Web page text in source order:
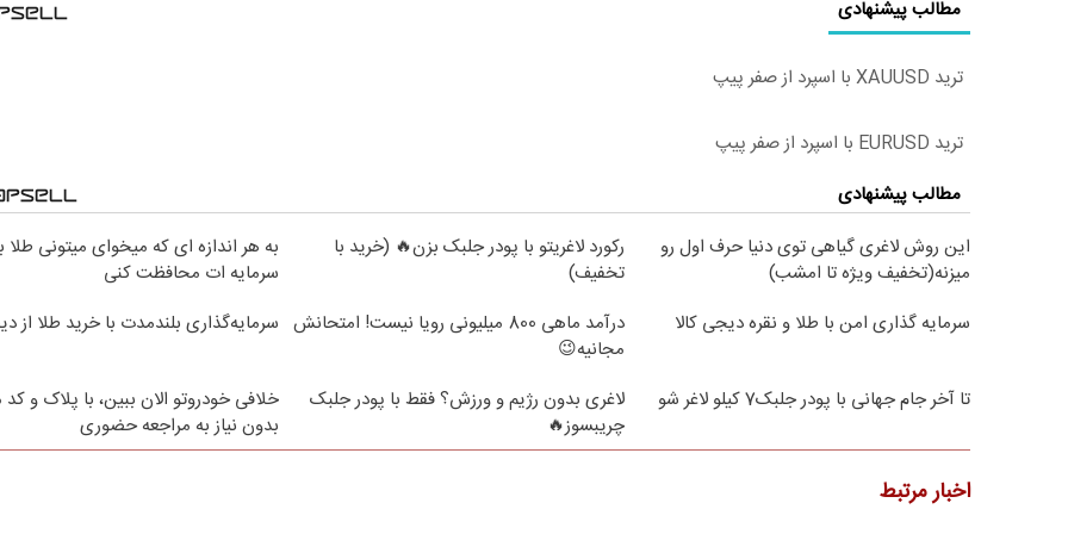
مطالب پیشنهادی
ترید XAUUSD با اسپرد از صفر پیپ
ترید EURUSD با اسپرد از صفر پیپ
مطالب پیشنهادی
این روش لاغری گیاهی توی دنیا حرف اول رو
میزنه(تخفیف ویژه تا امشب)
رکورد لاغریتو با پودر جلبک بزن🔥 (خرید با
تخفیف)
به هر اندازه ای که میخوای میتونی طلا
سرمایه ات محافظت کنی
سرمایه گذاری امن با طلا و نقره دیجی کالا
درآمد ماهی 800 میلیونی رویا نیست! امتحانش
مجانیه😉
سرمایه‌گذاری بلندمدت با خرید طلا از
تا آخر جام جهانی با پودر جلبک7 کیلو لاغر شو
لاغری بدون رژیم و ورزش؟ فقط با پودر جلبک
چریبسوز🔥
خلافی خودروتو الان ببین، با پلاک و کد
بدون نیاز به مراجعه حضوری
اخبار مرتبط